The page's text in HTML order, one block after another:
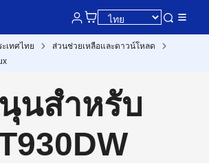
เทศไทย
ส่วนช่วยเหลือและดาวน์โหลด
นสำหรับ